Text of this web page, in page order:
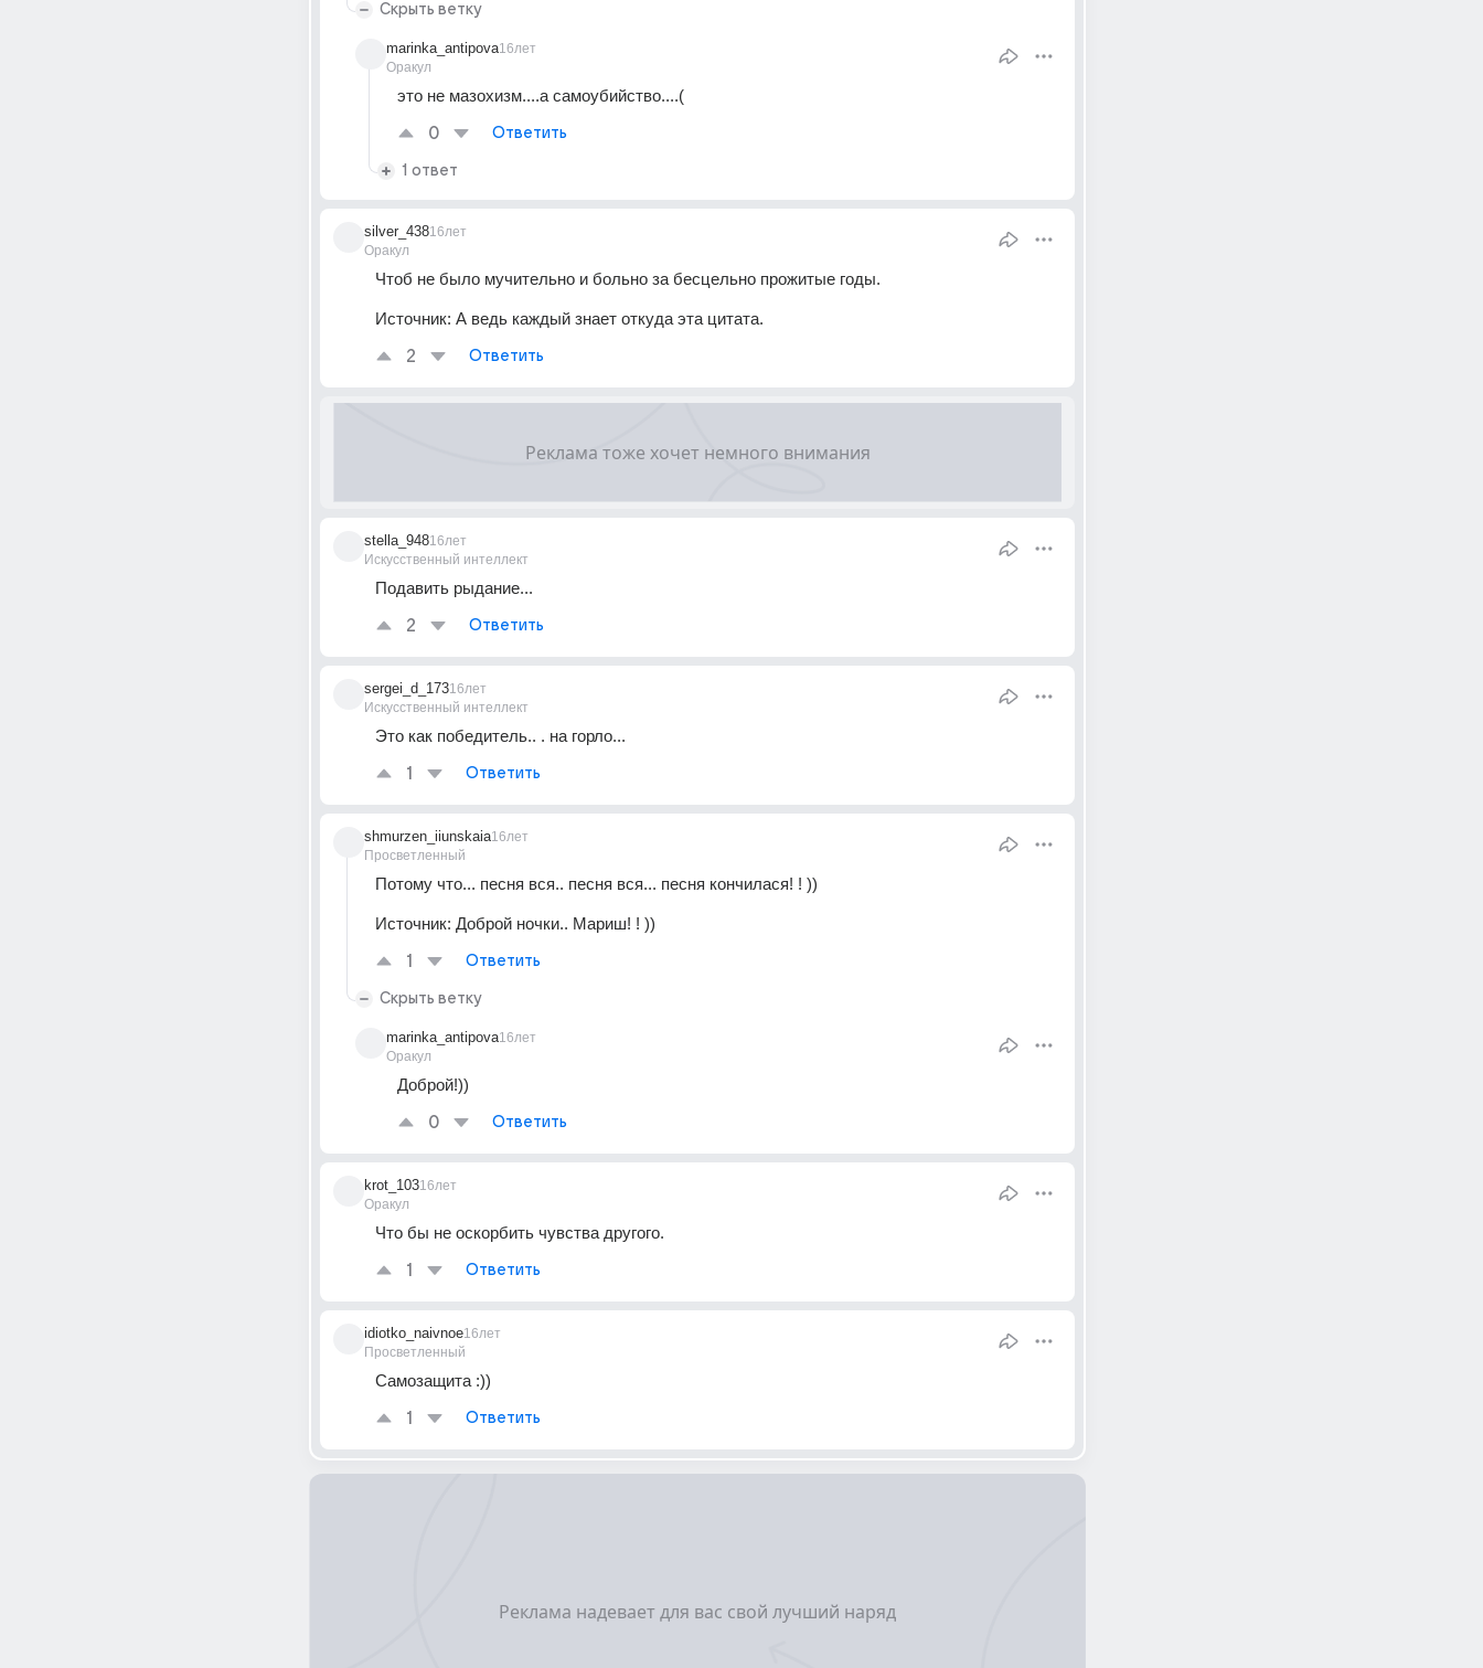
Скрыть ветку
marinka_antipova
Оракул
16лет
это не мазохизм....а самоубийство....(
0 Ответить
1 ответ
silver_438
Оракул
16лет
Чтоб не было мучительно и больно за бесцельно прожитые годы.
Источник: А ведь каждый знает откуда эта цитата.
2 Ответить
stella_948
Искусственный интеллект
16лет
Подавить рыдание...
2 Ответить
sergei_d_173
Искусственный интеллект
16лет
Это как победитель.. . на горло...
1 Ответить
shmurzen_iiunskaia
Просветленный
16лет
Потому что... песня вся.. песня вся... песня кончилася! ! ))
Источник: Доброй ночки.. Мариш! ! ))
1 Ответить
Скрыть ветку
marinka_antipova
Оракул
16лет
Доброй!))
0 Ответить
krot_103
Оракул
16лет
Что бы не оскорбить чувства другого.
1 Ответить
idiotko_naivnoe
Просветленный
16лет
Самозащита :))
1 Ответить